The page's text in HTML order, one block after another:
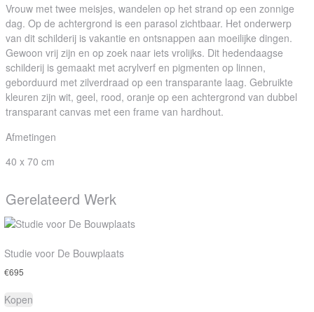
Vrouw met twee meisjes, wandelen op het strand op een zonnige
dag. Op de achtergrond is een parasol zichtbaar. Het onderwerp
van dit schilderij is vakantie en ontsnappen aan moeilijke dingen.
Gewoon vrij zijn en op zoek naar iets vrolijks. Dit hedendaagse
schilderij is gemaakt met acrylverf en pigmenten op linnen,
geborduurd met zilverdraad op een transparante laag. Gebruikte
kleuren zijn wit, geel, rood, oranje op een achtergrond van dubbel
transparant canvas met een frame van hardhout.
Afmetingen
40 x 70 cm
Gerelateerd Werk
Studie voor De Bouwplaats
€695
Kopen